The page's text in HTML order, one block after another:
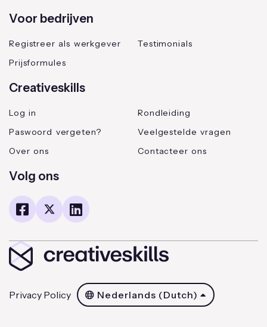
Voor bedrijven
Registreer als werkgever
Prijsformules
Testimonials
Creativeskills
Log in
Paswoord vergeten?
Over ons
Rondleiding
Veelgestelde vragen
Contacteer ons
Volg ons
Privacy Policy Nederlands (Dutch)